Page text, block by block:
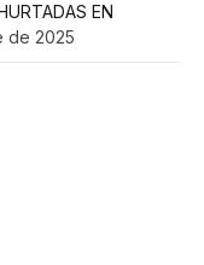
EN
de 2025